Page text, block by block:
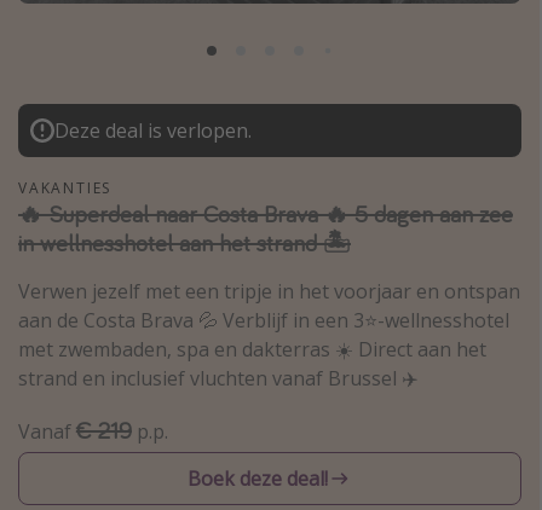
Malta
Madeira
Egypte
Bali
Type vakantie
Overzicht
Weekendje weg
Autoverhuur
Vroegboeker
Groepsreizen
Deze deal is verlopen.
VAKANTIES
🔥 Superdeal naar Costa Brava 🔥 5 dagen aan zee
in wellnesshotel aan het strand 🏝️
Verwen jezelf met een tripje in het voorjaar en ontspan
aan de Costa Brava 💦 Verblijf in een 3⭐️-wellnesshotel
met zwembaden, spa en dakterras ☀️ Direct aan het
strand en inclusief vluchten vanaf Brussel ✈️
Vanaf€ 219 p.p.
Boek deze deal!